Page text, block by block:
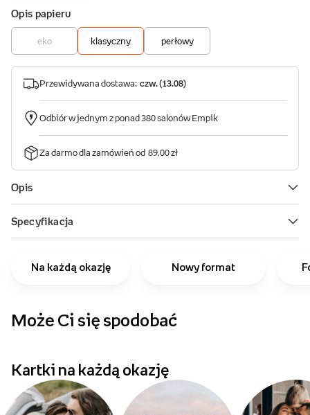
Na każdą okazję Nowy format
Może Ci się spodobać
Kartki na każdą okazję